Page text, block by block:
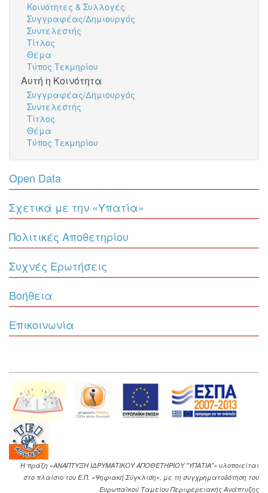
Κοινότητες & Συλλογές
Συγγραφέας/Δημιουργός
Συντελεστής
Τίτλος
Θέμα
Τύπος Τεκμηρίου
Αυτή η Κοινότητα
Συγγραφέας/Δημιουργός
Συντελεστής
Τίτλος
Θέμα
Τύπος Τεκμηρίου
Open Data
Σχετικά με την «Υπατία»
Πολιτικές Αποθετηρίου
Συχνές Ερωτήσεις
Βοήθεια
Επικοινωνία
Η πράξη «ΑΝΑΠΤΥΞΗ ΙΔΡΥΜΑΤΙΚΟΥ ΑΠΟΘΕΤΗΡΙΟΥ "ΥΠΑΤΙΑ"» υλοποιείται
στο πλαίσιο του Ε.Π. «Ψηφιακή Σύγκλιση», με τη συγχρηματοδότηση του
Ευρωπαϊκού Ταμείου Περιφερειακής Ανάπτυξης